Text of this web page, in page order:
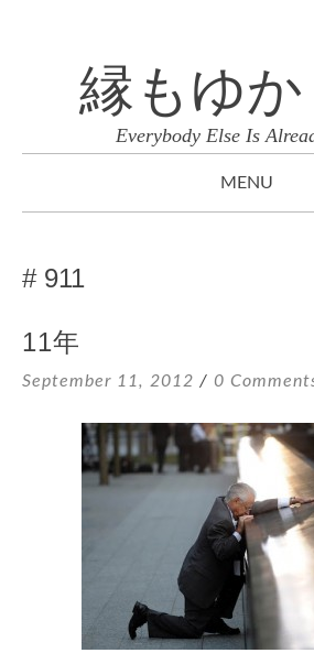
縁もゆか
Everybody Else Is
MENU
911
11年
September 11, 2012 0